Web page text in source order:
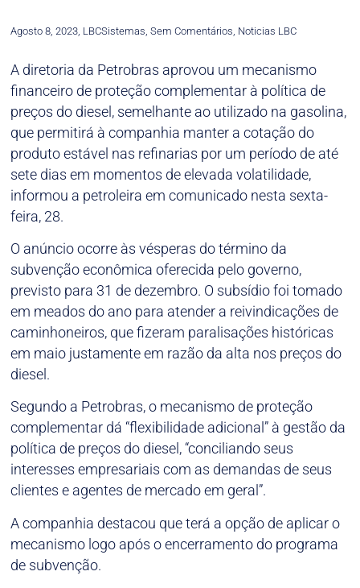
Agosto 8, 2023, LBCSistemas, Sem Comentários, Noticias LBC
A diretoria da Petrobras aprovou um mecanismo
financeiro de proteção complementar à política de
preços do diesel, semelhante ao utilizado na gasolina,
que permitirá à companhia manter a cotação do
produto estável nas refinarias por um período de até
sete dias em momentos de elevada volatilidade,
informou a petroleira em comunicado nesta sexta-
feira, 28.
O anúncio ocorre às vésperas do término da
subvenção econômica oferecida pelo governo,
previsto para 31 de dezembro. O subsídio foi tomado
em meados do ano para atender a reivindicações de
caminhoneiros, que fizeram paralisações históricas
em maio justamente em razão da alta nos preços do
diesel.
Segundo a Petrobras, o mecanismo de proteção
complementar dá “flexibilidade adicional” à gestão da
política de preços do diesel, “conciliando seus
interesses empresariais com as demandas de seus
clientes e agentes de mercado em geral”.
A companhia destacou que terá a opção de aplicar o
mecanismo logo após o encerramento do programa
de subvenção.